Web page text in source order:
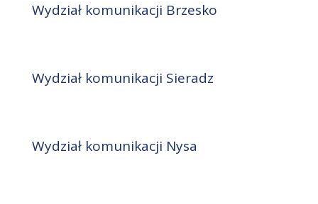
Wydział komunikacji Brzesko
Wydział komunikacji Sieradz
Wydział komunikacji Nysa